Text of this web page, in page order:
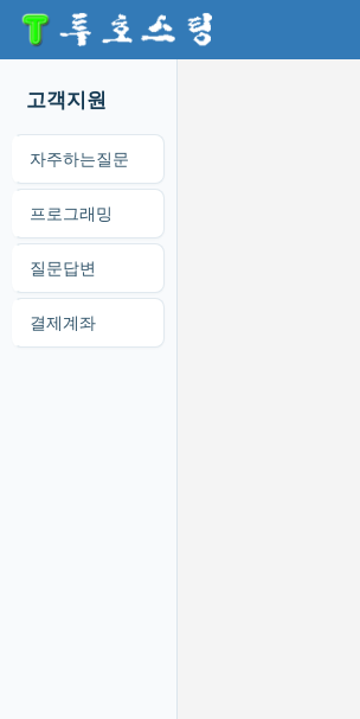
고객지원
자주하는질문
프로그래밍
질문답변
결제계좌